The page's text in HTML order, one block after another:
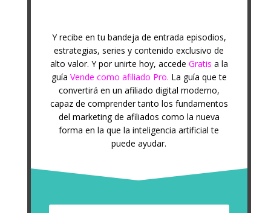
Y recibe en tu bandeja de entrada episodios,
estrategias, series y contenido exclusivo de
alto valor. Y por unirte hoy, accede Gratis a la
guía Vende como afiliado Pro. La guía que te
convertirá en un afiliado digital moderno,
capaz de comprender tanto los fundamentos
del marketing de afiliados como la nueva
forma en la que la inteligencia artificial te
puede ayudar.